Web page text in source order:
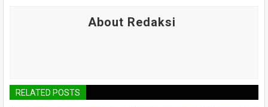
About Redaksi
RELATED POSTS